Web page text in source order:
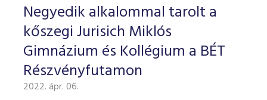
Negyedik alkalommal tarolt a
kőszegi Jurisich Miklós
Gimnázium és Kollégium a BÉT
Részvényfutamon
2022. ápr. 06.